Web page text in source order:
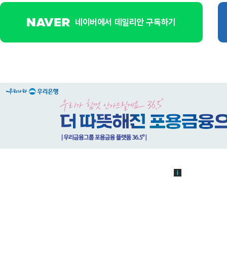
네이버에서 데일리안 구독하기